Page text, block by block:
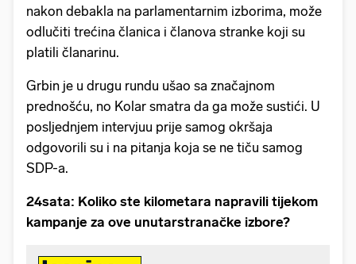
nakon debakla na parlamentarnim izborima, može
odlučiti trećina članica i članova stranke koji su
platili članarinu.
Grbin je u drugu rundu ušao sa značajnom
prednošću, no Kolar smatra da ga može sustići. U
posljednjem intervjuu prije samog okršaja
odgovorili su i na pitanja koja se ne tiču samog
SDP-a.
24sata: Koliko ste kilometara napravili tijekom
kampanje za ove unutarstranačke izbore?